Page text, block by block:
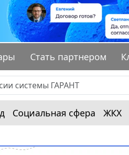
Стать партнером
Социальная сфера ЖКХ